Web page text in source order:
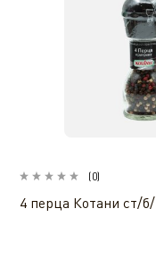
(0)
4 перца Котани ст/